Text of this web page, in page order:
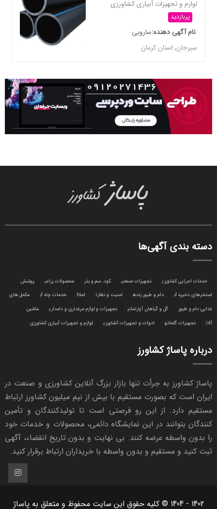
لوازم و تجهیزات آبیاری کشاورزی
پربازدید
نام آگهی دهندهسارویی
سیرجان,استان کرمان
دسته بندی آگهی‌ها
خدمات اجرایی کشاورزی تجهیزات صنعتی کود، سم و بذر محصولات زراعی
پوشش
استخرهای ذخیره آب
دام و طیور زنده امنیت و نظارت املاک خدمات چاه آب
مکمل های
غذایی دام و طیور
گل و گیاهان آپارتمانی تجهیزات و لوازم مرغداری و دامداری
ماشین
آلات
تجهیزات گلخانه ادوات و تجهیزات کشاورزی لوازم و تجهیزات آبیاری کشاورزی
درباره پاساژ کشاورز
پاساژ کشاورز به جرأت تنها بازار بزرگ آنلاین کشاورزی و صنعت در
ایران است که بصورت مستقیم با بیش از نیم میلیون کشاورز ارتباط
مستقیم دارد. از این رو فرصتی است تا تولیدکنندگان و تأمین
کنندگان بتوانند در این نمایشگاه دائمی، محصولات و خدمات خود
را بدون واسطه عرضه کنند. بی نهایت و بدون تاریخ انقضاء، آگهی
ثبت کنید و مستقیم و بدون واسطه با خریداران ارتباط برقرار کنید.
1402 - 1404 © کلیه حقوق این سایت محفوظ و متعلق به پاساژ